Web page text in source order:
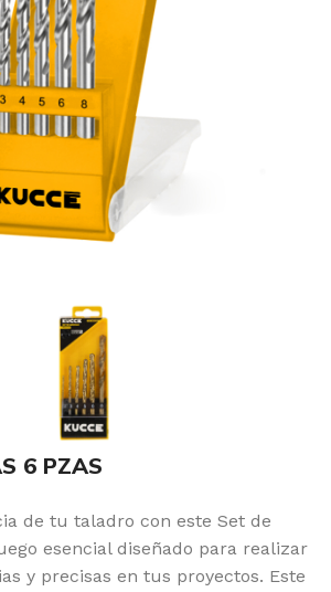
6 PZAS
de tu taladro con este Set de
esencial diseñado para realizar
y precisas en tus proyectos. Este